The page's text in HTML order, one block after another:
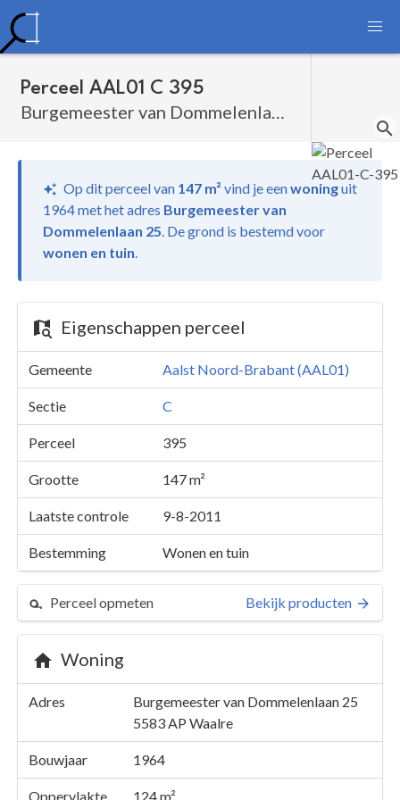
Perceel AAL01 C 395
Op dit perceel van 147 m² vind jeeenwoninguit
1964 met het adres Burgemeester van
Dommelenlaan 25. De grond is bestemd voor
wonen en tuin.
Eigenschappen perceel
Gemeente Aalst Noord-Brabant (AAL01)
Sectie C
Perceel 395
Grootte 147 m²
Laatste controle 9-8-2011
Bestemming Wonen en tuin
Perceel opmeten Bekijk producten
Woning
Adres
Burgemeester van Dommelenlaan 25
5583 AP Waalre
Bouwjaar 1964
Oppervlakte 124 m²
Burgemeester van Dommelenlaan 25
Details